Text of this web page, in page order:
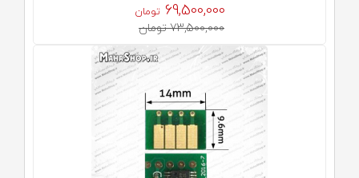
69,500,000 تومان
73,500,000 تومان